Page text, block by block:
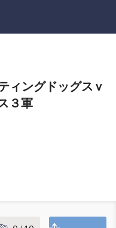
ィングドッグス v
３軍